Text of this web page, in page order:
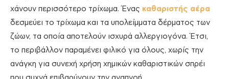
χάνουν περισσότερο τρίχωμα. Ένας καθαριστής αέρα
δεσμεύει το τρίχωμα και τα υπολείμματα δέρματος των
ζώων, τα οποία αποτελούν ισχυρά αλλεργιογόνα. Έτσι,
το περιβάλλον παραμένει φιλικό για όλους, χωρίς την
ανάγκη για συνεχή χρήση χημικών καθαριστικών σπρέι